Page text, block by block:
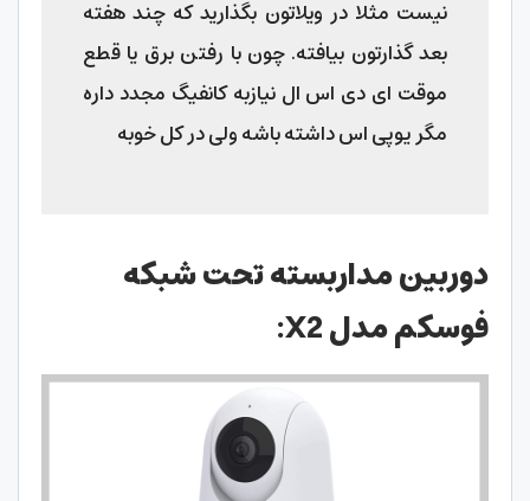
نیست مثلا در ویلاتون بگذارید که چند هفته
بعد گذارتون بیافته. چون با رفتن برق یا قطع
موقت ای دی اس ال نیازبه کانفیگ مجدد داره
مگر یوپی اس داشته باشه ولی در کل خوبه
دوربین مداربسته تحت شبکه
فوسکم مدل X2: